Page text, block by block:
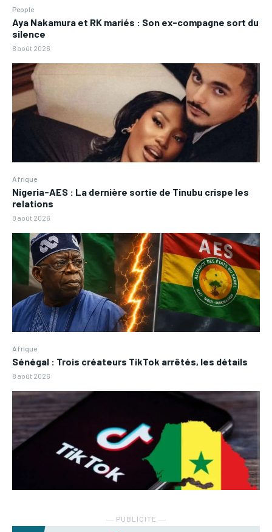
People
Aya Nakamura et RK mariés : Son ex-compagne sort du
silence
8 août 2026
Afrique
Nigeria-AES : La dernière sortie de Tinubu crispe les
relations
8 août 2026
Afrique
Sénégal : Trois créateurs TikTok arrêtés, les détails
8 août 2026
― PUBLICITE ―